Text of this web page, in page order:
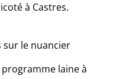
à Castres.
sur le nuancier
laine à